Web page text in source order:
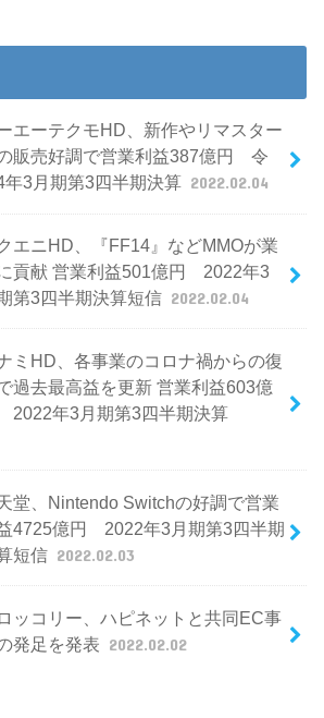
エーテクモHD、新作やリマスター
販売好調で営業利益387億円 令
年3月期第3四半期決算 2022.02.04
エニHD、『FF14』などMMOが業
貢献 営業利益501億円 2022年3
第3四半期決算短信 2022.02.04
ミHD、各事業のコロナ禍からの復
過去最高益を更新 営業利益603億
年3月期第3四半期決算
堂、Nintendo Switchの好調で営業
4725億円 2022年3月期第3四半期
短信 2022.02.03
ッコリー、ハピネットと共同EC事
発足を発表 2022.02.02